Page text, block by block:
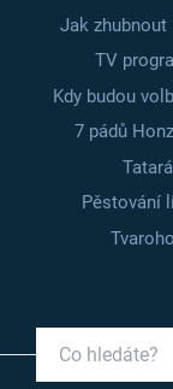
Jak zhubnout
TV
Kdy budou
7 pádů
Pěstování